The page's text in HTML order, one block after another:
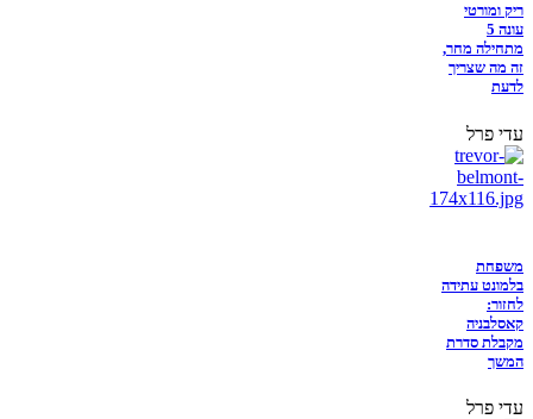
ריק ומורטי
עונה 5
מתחילה מחר,
זה מה שצריך
לדעת
עדי פרל
משפחת
בלמונט עתידה
לחזור:
קאסלבניה
מקבלת סדרת
המשך
עדי פרל